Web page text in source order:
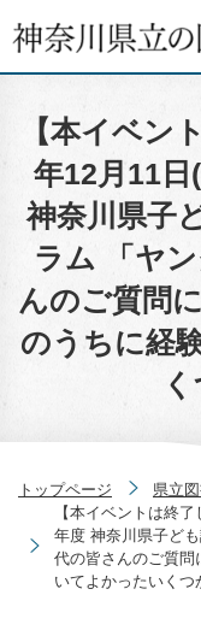
コンテンツへスキ
【本イベン
年12月11日
神奈川県子
ラム 「ヤ
んのご質問
のうちに経
トップページ 県立
【本イベントは終
年度 神奈川県子ど
代の皆さんのご質問
いてよかったいくつ